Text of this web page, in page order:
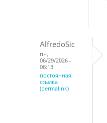
AlfredoSic
пн,
06/29/2026 -
06:13
постоянная
ссылка
(permalink)